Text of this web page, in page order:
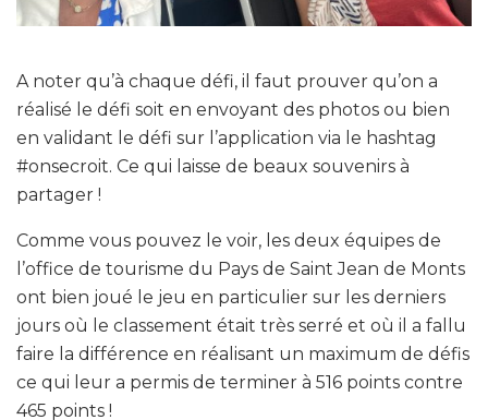
A noter qu’à chaque défi, il faut prouver qu’on a
réalisé le défi soit en envoyant des photos ou bien
en validant le défi sur l’application via le hashtag
#onsecroit. Ce qui laisse de beaux souvenirs à
partager !
Comme vous pouvez le voir, les deux équipes de
l’office de tourisme du Pays de Saint Jean de Monts
ont bien joué le jeu en particulier sur les derniers
jours où le classement était très serré et où il a fallu
faire la différence en réalisant un maximum de défis
ce qui leur a permis de terminer à 516 points contre
465 points !